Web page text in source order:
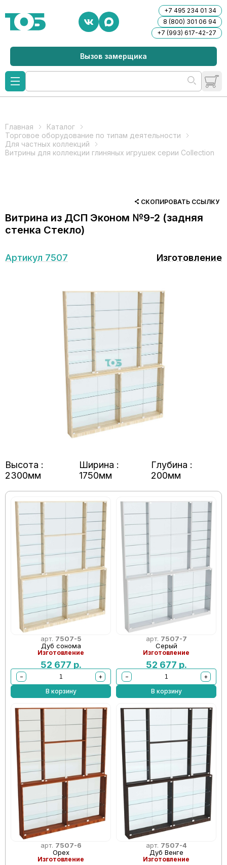
+7 495 234 01 34
8 (800) 301 06 94
+7 (993) 617-42-27
Вызов замерщика
Главная
Каталог
Торговое оборудование по типам деятельности
Для частных коллекций
Витрины для коллекции глиняных игрушек серии Collection
СКОПИРОВАТЬ ССЫЛКУ
Витрина из ДСП Эконом №9-2 (задняя
стенка Стекло)
Артикул 7507 Изготовление
Высота :
2300мм
Ширина :
1750мм
Глубина :
200мм
арт. 7507-5
Дуб сонома
Изготовление
52 677 р.
−
+
В корзину
арт. 7507-7
Серый
Изготовление
52 677 р.
−
+
В корзину
арт. 7507-6
Орех
Изготовление
арт. 7507-4
Дуб Венге
Изготовление